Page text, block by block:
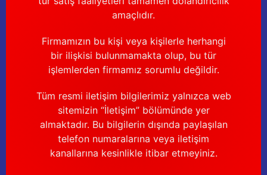
amaçlıdır.
Firmamızın bu kişi veya kişilerle herhangi
bir ilişkisi bulunmamakta olup, bu tür
işlemlerden firmamız sorumlu değildir.
Tüm resmi iletişim bilgilerimiz yalnızca web
sitemizin “İletişim” bölümünde yer
almaktadır. Bu bilgilerin dışında paylaşılan
telefon numaralarına veya iletişim
kanallarına kesinlikle itibar etmeyiniz.